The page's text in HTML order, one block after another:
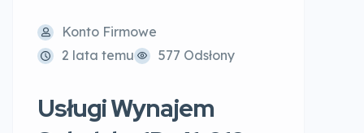
Konto Firmowe
2 lata temu
577 Odsłony
Usługi Wynajem